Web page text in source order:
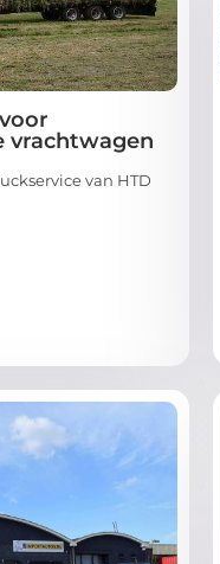
vrachtwagen
van HTD